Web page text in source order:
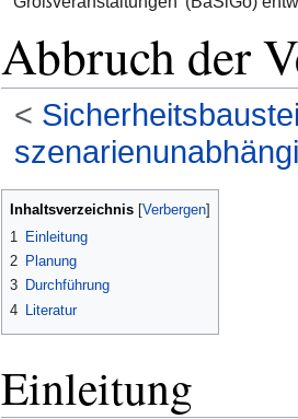
Abbruch der
<
Zur
Zur
Inhaltsverzeichnis
1
Einleitung
2 Planung
3 Durchführung
4 Literatur
Einleitung